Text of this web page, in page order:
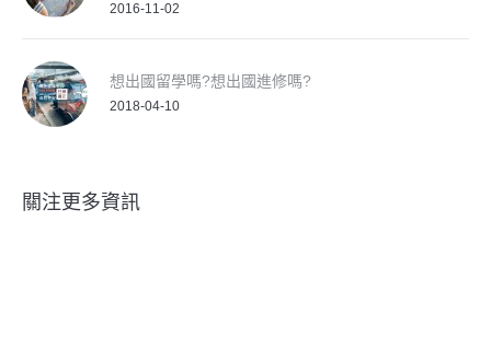
2016-11-02
想出國留學嗎?想出國進修嗎?
2018-04-10
關注更多資訊